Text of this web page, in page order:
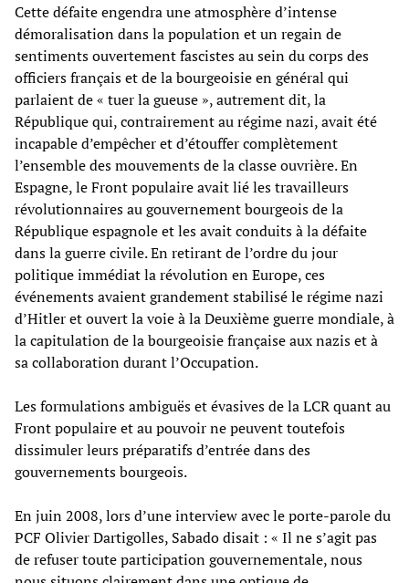
Cette défaite engendra une atmosphère d’intense
démoralisation dans la population et un regain de
sentiments ouvertement fascistes au sein du corps des
officiers français et de la bourgeoisie en général qui
parlaient de « tuer la gueuse », autrement dit, la
République qui, contrairement au régime nazi, avait été
incapable d’empêcher et d’étouffer complètement
l’ensemble des mouvements de la classe ouvrière. En
Espagne, le Front populaire avait lié les travailleurs
révolutionnaires au gouvernement bourgeois de la
République espagnole et les avait conduits à la défaite
dans la guerre civile. En retirant de l’ordre du jour
politique immédiat la révolution en Europe, ces
événements avaient grandement stabilisé le régime nazi
d’Hitler et ouvert la voie à la Deuxième guerre mondiale, à
la capitulation de la bourgeoisie française aux nazis et à
sa collaboration durant l’Occupation.
Les formulations ambiguës et évasives de la LCR quant au
Front populaire et au pouvoir ne peuvent toutefois
dissimuler leurs préparatifs d’entrée dans des
gouvernements bourgeois.
En juin 2008, lors d’une interview avec le porte-parole du
PCF Olivier Dartigolles, Sabado disait : « Il ne s’agit pas
de refuser toute participation gouvernementale, nous